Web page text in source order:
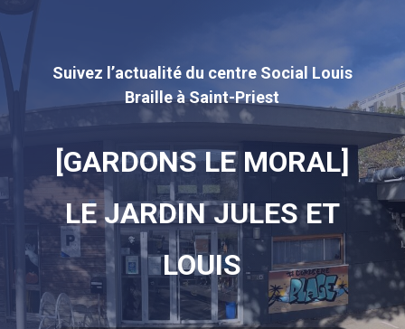
Suivez l’actualité du centre Social Louis
Braille à Saint-Priest
[GARDONS LE MORAL]
LE JARDIN JULES ET
LOUIS